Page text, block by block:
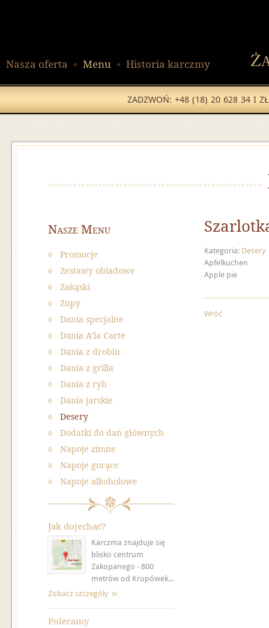
Nasza oferta Menu Historia karczmy
ZADZWOŃ: +48 (18) 20 628 34 I
Kategoria: Desery
Apfelkuchen
Apple pie
Wróć
Nasze Menu
Promocje
Zestawy obiadowe
Zakąski
Zupy
Dania specjalne
Dania A’la Carte
Dania z drobiu
Dania z grilla
Dania z ryb
Dania jarskie
Desery
Dodatki do dań głównych
Napoje zimne
Napoje gorące
Napoje alkoholowe
Jak dojechać?
Karczma znajduje się
blisko centrum
Zakopanego - 800
metrów od Krupówek...
Zobacz szczegóły
Polecamy